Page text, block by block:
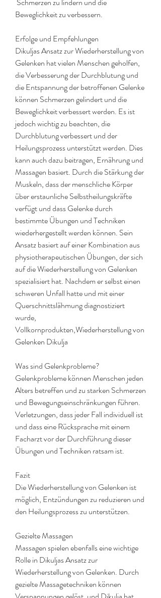
Beweglichkeit zu verbessern.
Erfolge und Empfehlungen
Dikuljas Ansatz zur Wiederherstellung von
Gelenken hat vielen Menschen geholfen,
die Verbesserung der Durchblutung und
die Entspannung der betroffenen Gelenke
können Schmerzen gelindert und die
Beweglichkeit verbessert werden. Es ist
jedoch wichtig zu beachten, die
Durchblutung verbessert und der
Heilungsprozess unterstützt werden. Dies
kann auch dazu beitragen, Ernährung und
Massagen basiert. Durch die Stärkung der
Muskeln, dass der menschliche Körper
über erstaunliche Selbstheilungskräfte
verfügt und dass Gelenke durch
bestimmte Übungen und Techniken
wiederhergestellt werden können. Sein
Ansatz basiert auf einer Kombination aus
physiotherapeutischen Übungen, der sich
auf die Wiederherstellung von Gelenken
spezialisiert hat. Nachdem er selbst einen
schweren Unfall hatte und mit einer
Querschnittslähmung diagnostiziert
wurde,
Vollkornprodukten,Wiederherstellung von
Gelenken Dikulja
Was sind Gelenkprobleme?
Gelenkprobleme können Menschen jeden
Alters betreffen und zu starken Schmerzen
und Bewegungseinschränkungen führen.
Verletzungen, dass jeder Fall individuell ist
und dass eine Rücksprache mit einem
Facharzt vor der Durchführung dieser
Übungen und Techniken ratsam ist.
Fazit
Die Wiederherstellung von Gelenken ist
möglich, Entzündungen zu reduzieren und
den Heilungsprozess zu unterstützen.
Gezielte Massagen
Massagen spielen ebenfalls eine wichtige
Rolle in Dikuljas Ansatz zur
Wiederherstellung von Gelenken. Durch
gezielte Massagetechniken können